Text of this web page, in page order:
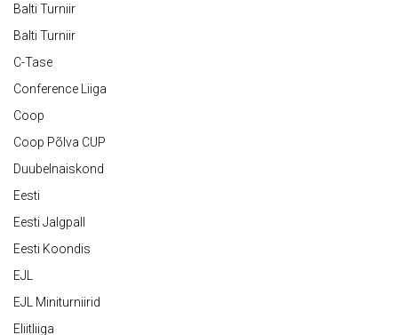
Balti Turniir
Balti Turniir
C-Tase
Conference Liiga
Coop
Coop Põlva CUP
Duubelnaiskond
Eesti
Eesti Jalgpall
Eesti Koondis
EJL
EJL Miniturniirid
Eliitliiga